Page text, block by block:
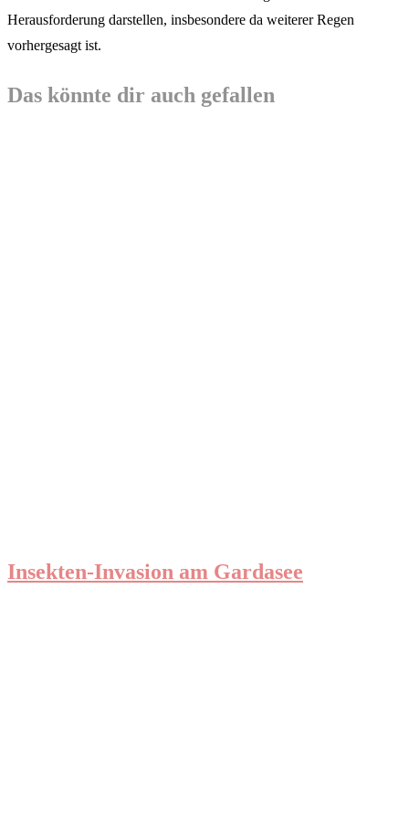
Herausforderung darstellen, insbesondere da weiterer Regen
vorhergesagt ist.
Das könnte dir auch gefallen
Insekten-Invasion am Gardasee